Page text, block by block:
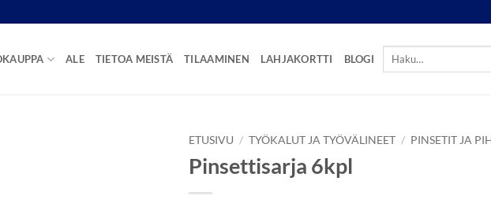
ALE TIETOA MEISTÄ TILAAMINEN LAHJAKORTTI BLOGI
Etsi:
ETUSIVU / TYÖKALUT JA TYÖVÄLINEET / PINSETIT JA
Pinsettisarja 6kpl